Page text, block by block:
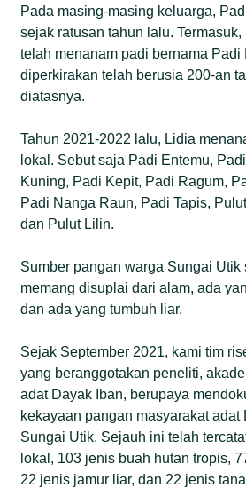
Pada masing-masing keluarga,
sejak ratusan tahun lalu.
telah menanam padi bernama Padi
diperkirakan telah berusia 200-an
diatasnya.
Tahun 2021-2022 lalu, Lidia
lokal. Sebut saja Padi Entemu,
Kuning, Padi Kepit, Padi Ragum,
Padi Nanga Raun, Padi Tapis,
dan Pulut Lilin.
Sumber pangan warga Sungai Utik
memang disuplai dari alam, ada
dan ada yang tumbuh liar.
Sejak September 2021, kami tim
yang beranggotakan peneliti,
adat Dayak Iban, berupaya
kekayaan pangan masyarakat adat
Sungai Utik. Sejauh ini telah
lokal, 103 jenis buah hutan tropis,
22 jenis jamur liar, dan 22 jenis